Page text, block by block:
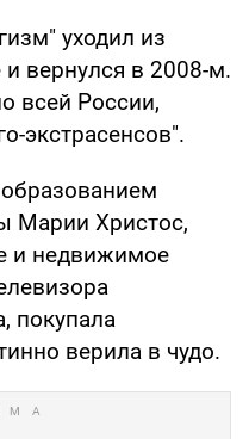
уходил из
и вернулся в 2008-м.
всей России,
экстрасенсов".
Марии Христос,
и недвижимое
покупала
верила в чудо.